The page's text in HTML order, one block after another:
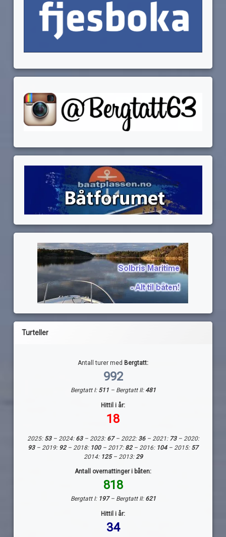
Turteller
Antall turer med Bergtatt:
992
Bergtatt I: 511 – Bergtatt II:481
Hittil i år:
18
2025: 53– 2024:63– 2023: 67– 2022: 36– 2021: 73– 2020:
93– 2019: 92– 2018: 100 – 2017: 82– 2016: 104– 2015: 57
2014: 125– 2013: 29
Antall overnattinger i båten:
818
Bergtatt I: 197– Bergtatt II: 621
Hittil i år:
34